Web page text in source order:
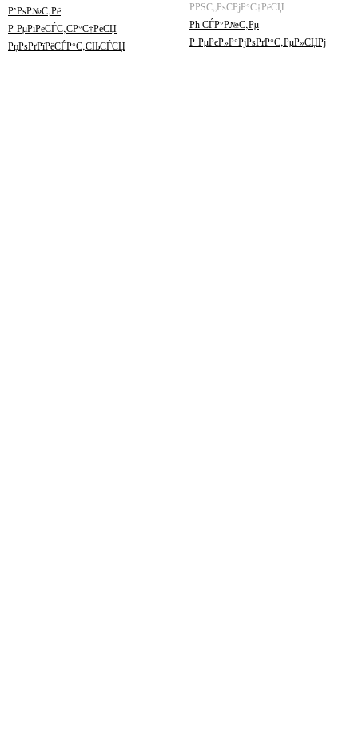
Р’РѕР№С‚Рё
Р РµРіРёСЃС‚СР°С†РёСЏ
РџРѕРґРїРёСЃР°С‚СЊСЃСЏ
РРЅС„РѕСРјР°С†РёСЏ
Рћ СЃР°Р№С‚Рµ
Р РµРєР»Р°РјРѕРґР°С‚РµР»СЏРј